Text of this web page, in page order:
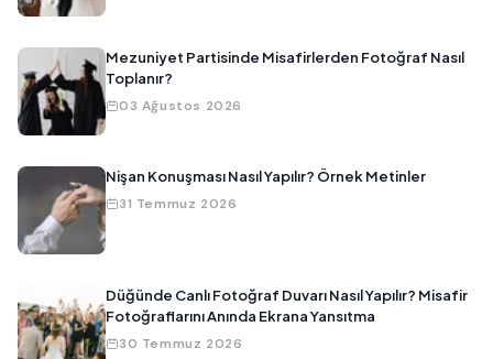
Mezuniyet Partisinde Misafirlerden Fotoğraf Nasıl
Toplanır?
03 Ağustos 2026
Nişan Konuşması Nasıl Yapılır? Örnek Metinler
31 Temmuz 2026
Düğünde Canlı Fotoğraf Duvarı Nasıl Yapılır? Misafir
Fotoğraflarını Anında Ekrana Yansıtma
30 Temmuz 2026